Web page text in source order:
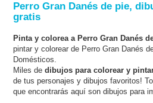
Perro Gran Danés de pie,
gratis
Pinta y colorea a Perro Gran Danés
pintar y colorear de Perro Gran Danés
Domésticos.
Miles dedibujos para colorear y
de tus personajes y dibujos favoritos!
que encontrarás aquí son dibujos para